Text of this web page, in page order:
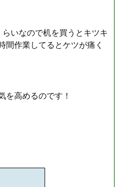
いなので机を買うとキツキ
間作業してるとケツが痛く
を高めるのです！